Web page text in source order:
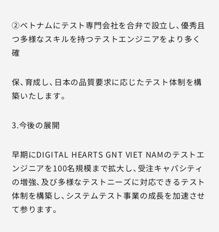
②ベトナムにテスト専門会社を合弁で設立し、優秀且
つ多様なスキルを持つテストエンジニアをより多く
確
保、育成し、日本の品質要求に応じたテスト体制を構
築いたします。
3.今後の展開
早期にDIGITAL HEARTS GNT VIET NAMのテストエ
ンジニアを100名規模まで拡大し、受注キャパシティ
の増強、及び多様なテストニーズに対応できるテスト
体制を構築し、システムテスト事業の成長を加速させ
て参ります。